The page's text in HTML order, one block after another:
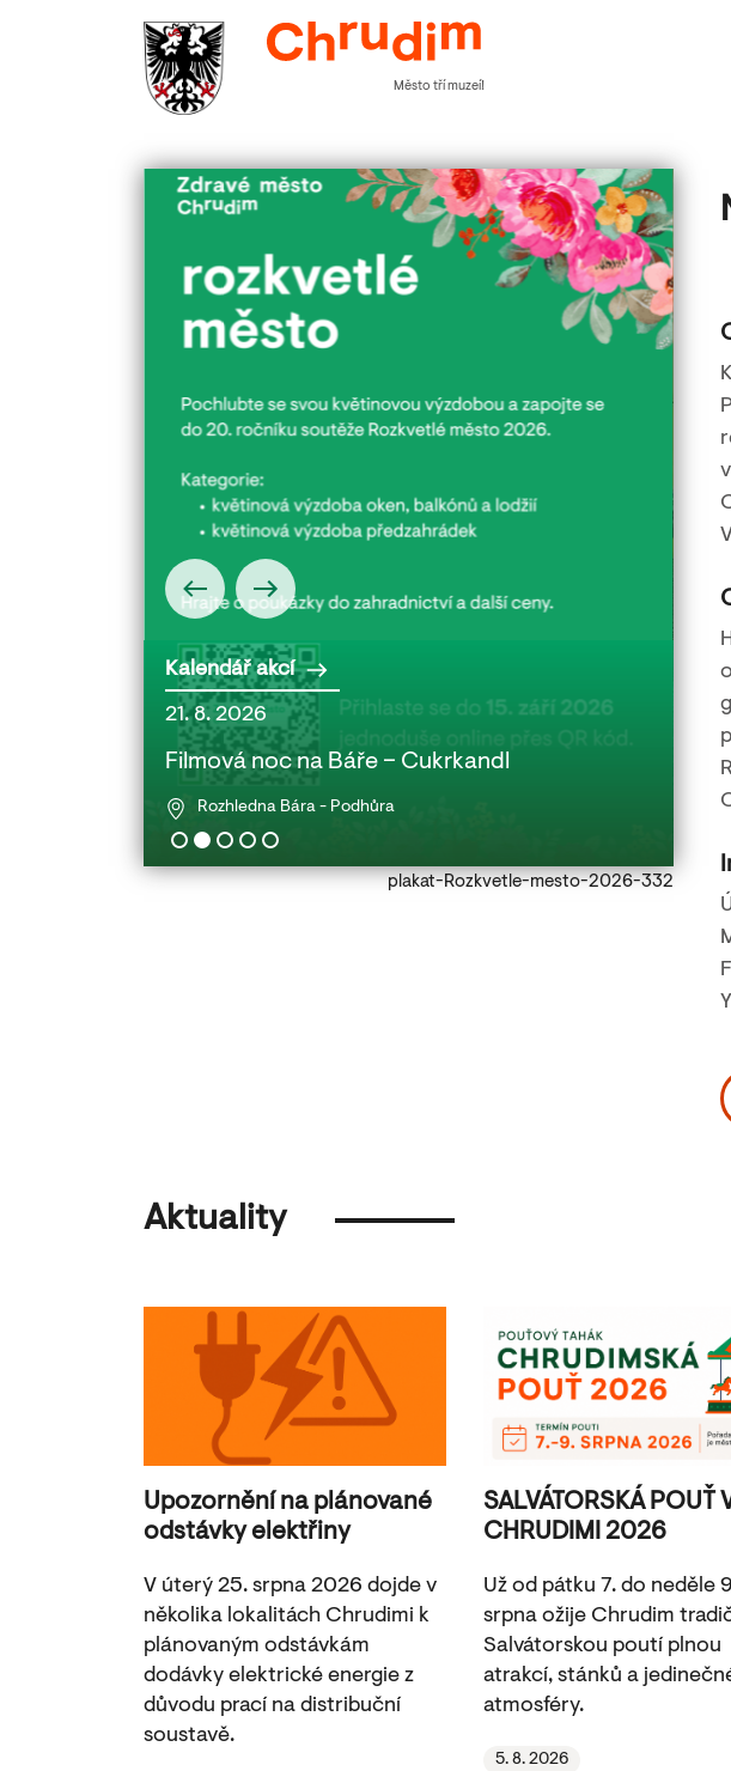
Město tří muzeí!
Kalendář akcí
21. 8. 2026
Filmová noc na Báře – Cukrkandl
Rozhledna Bára - Podhůra
22. 8.
Ulice s kostelem
Aktuality
Upozornění na plánované
odstávky elektřiny
V úterý 25. srpna 2026 dojde v
několika lokalitách Chrudimi k
plánovaným odstávkám
dodávky elektrické energie z
důvodu prací na distribuční
soustavě.
SALVÁTORSKÁ POUŤ
CHRUDIMI 2026
Už od pátku 7. do neděle
srpna ožije Chrudim
Salvátorskou poutí plnou
atrakcí, stánků a
atmosféry.
5. 8. 2026